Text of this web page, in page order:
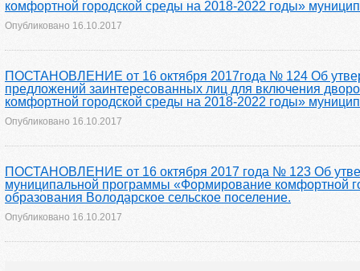
комфортной городской среды на 2018-2022 годы»
Опубликовано 16.10.2017
ПОСТАНОВЛЕНИЕ от 16 октября 2017года № 124 Об
предложений заинтересованных лиц для включения
комфортной городской среды на 2018-2022 годы»
Опубликовано 16.10.2017
ПОСТАНОВЛЕНИЕ от 16 октября 2017 года № 123 Об
муниципальной программы «Формирование комфортной
образования Володарское сельское поселение.
Опубликовано 16.10.2017